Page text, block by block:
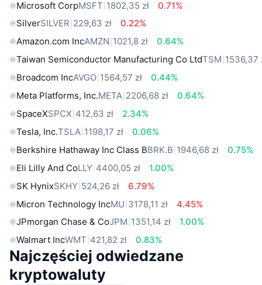
Microsoft CorpMSFT 1802,35 zł
0.71%
SilverSILVER 229,63 zł
0.22%
Amazon.com IncAMZN 1021,8 zł
0.64%
Taiwan Semiconductor Manufacturing Co LtdTSM 1536,37
Broadcom IncAVGO 1564,57 zł
0.44%
Meta Platforms, Inc.META 2206,68 zł
0.64%
SpaceXSPCX 412,63 zł
2.34%
Tesla, Inc.TSLA 1198,17 zł
0.06%
Berkshire Hathaway Inc Class BBRK.B 1946,68 zł
0.75%
Eli Lilly And CoLLY 4400,05 zł
1.00%
SK HynixSKHY 524,26 zł
6.79%
Micron Technology IncMU 3178,11 zł
4.45%
JPmorgan Chase & CoJPM 1351,14 zł
1.00%
Walmart IncWMT 421,82 zł 0.83%
Najczęściej odwiedzane
kryptowaluty